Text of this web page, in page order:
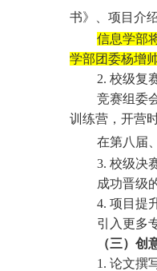
书》、项目介
信息学部
学部团委杨增
2. 校级复
竞赛组委
训练营，开营
在第八届
3. 校级决
成功晋级
4. 项目提
引入更多
（三）创
1. 论文撰